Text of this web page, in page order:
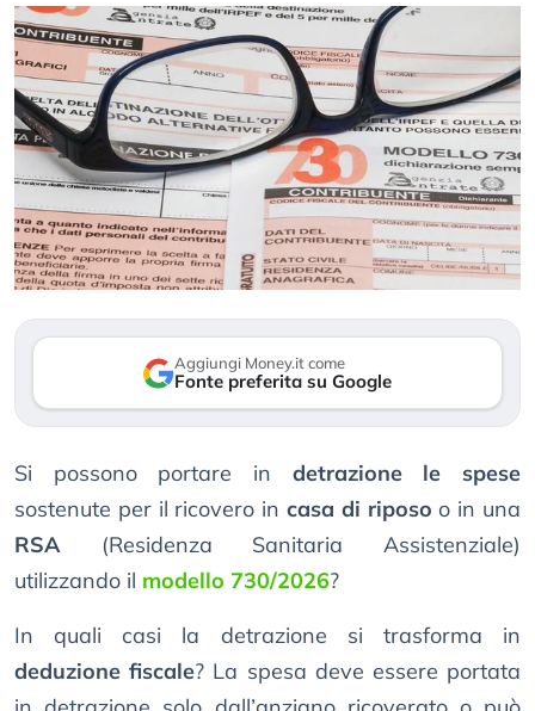
Aggiungi Money.it come
Fonte preferita su Google
Si possono portare in detrazione le spese
sostenute per il ricovero in casa di riposo o in una
RSA (Residenza Sanitaria Assistenziale)
utilizzando il modello 730/2026?
In quali casi la detrazione si trasforma in
deduzione fiscale? La spesa deve essere portata